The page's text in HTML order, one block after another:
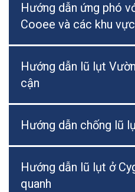
Hướng dẫn ứng phó
Cooee và các khu
Hướng dẫn lũ lụt
cận
Hướng dẫn chống lũ
Hướng dẫn lũ lụt ở
quanh